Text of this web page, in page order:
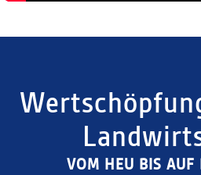
VOM HEU BIS AUF